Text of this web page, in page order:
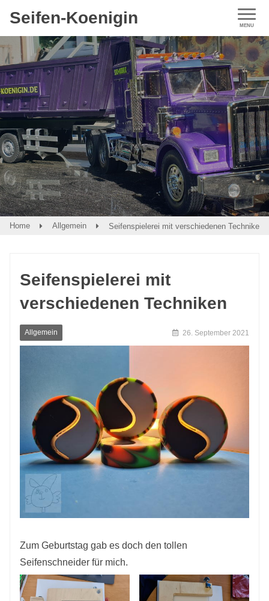
Seifen-Koenigin
Home Allgemein Seifenspielerei mit verschiedenen Techniken
Seifenspielerei mit
verschiedenen Techniken
Allgemein 26. September 2021
Zum Geburtstag gab es doch den tollen
Seifenschneider für mich.